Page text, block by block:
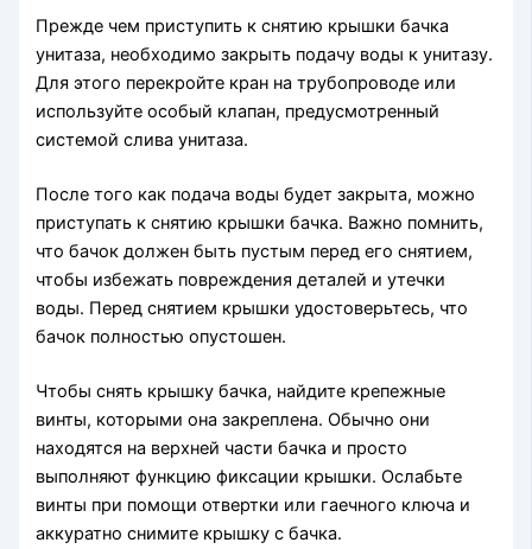
Прежде чем приступить к снятию крышки бачка
унитаза, необходимо закрыть подачу воды к унитазу.
Для этого перекройте кран на трубопроводе или
используйте особый клапан, предусмотренный
системой слива унитаза.
После того как подача воды будет закрыта, можно
приступать к снятию крышки бачка. Важно помнить,
что бачок должен быть пустым перед его снятием,
чтобы избежать повреждения деталей и утечки
воды. Перед снятием крышки удостоверьтесь, что
бачок полностью опустошен.
Чтобы снять крышку бачка, найдите крепежные
винты, которыми она закреплена. Обычно они
находятся на верхней части бачка и просто
выполняют функцию фиксации крышки. Ослабьте
винты при помощи отвертки или гаечного ключа и
аккуратно снимите крышку с бачка.